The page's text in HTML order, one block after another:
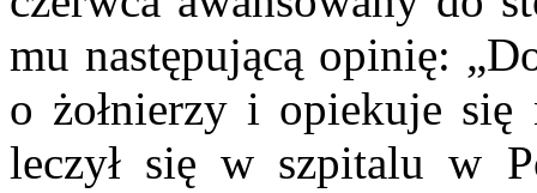
mu następującą opinię:
o żołnierzy i opiekuje
leczył się w szpitalu w